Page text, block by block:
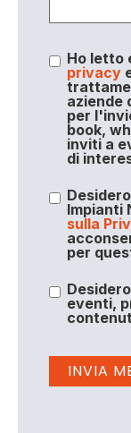
Ho letto
privacy
aziende
per
book,
inviti a
di
Impianti
sulla
per
eventi,